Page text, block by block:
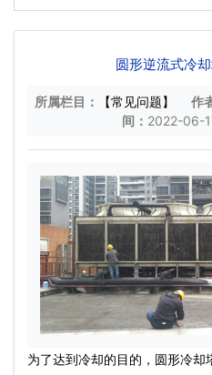
圆形逆流式冷
所属栏目： 【常见问题】 作
间： 2022-06-
为了达到冷却的目的，圆形冷却